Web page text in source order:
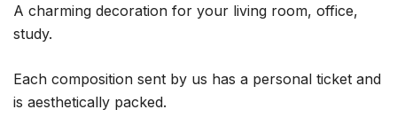
A charming decoration for your living room, office,
study.
Each composition sent by us has a personal ticket and
is aesthetically packed.